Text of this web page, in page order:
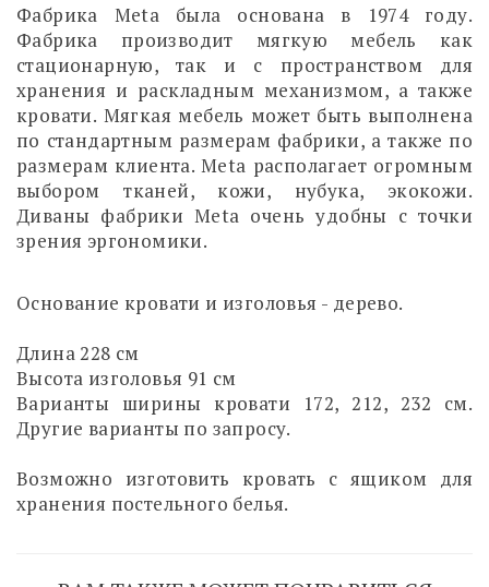
Фабрика Meta была основана в 1974 году.
Фабрика производит мягкую мебель как
стационарную, так и с пространством для
хранения и раскладным механизмом, а также
кровати. Мягкая мебель может быть выполнена
по стандартным размерам фабрики, а также по
размерам клиента. Meta располагает огромным
выбором тканей, кожи, нубука, экокожи.
Диваны фабрики Meta очень удобны с точки
зрения эргономики.
Основание кровати и изголовья - дерево.
Длина 228 см
Высота изголовья 91 см
Варианты ширины кровати 172, 212, 232 см.
Другие варианты по запросу.
Возможно изготовить кровать с ящиком для
хранения постельного белья.